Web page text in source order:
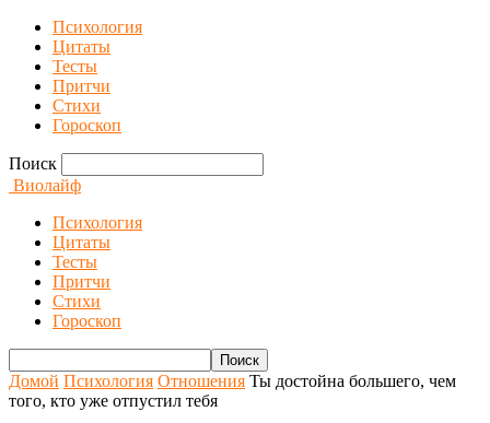
Психология
Цитаты
Тесты
Притчи
Стихи
Гороскоп
Поиск
Виолайф
Психология
Цитаты
Тесты
Притчи
Стихи
Гороскоп
Домой Психология Отношения Ты достойна большего, чем
того, кто уже отпустил тебя